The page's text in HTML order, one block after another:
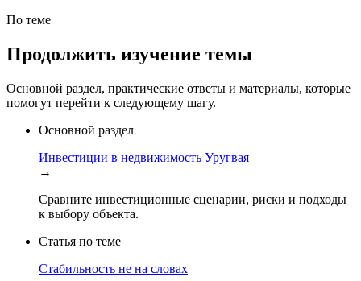
По теме
Продолжить изучение темы
Основной раздел, практические ответы и материалы, которые
помогут перейти к следующему шагу.
Основной раздел
Инвестиции в недвижимость Уругвая
→
Сравните инвестиционные сценарии, риски и подходы
к выбору объекта.
Статья по теме
Стабильность не на словах